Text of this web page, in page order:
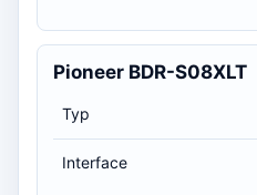
Pioneer BDR-S08XLT
Typ
Interface